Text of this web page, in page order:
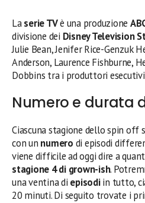
Laserie TVè una produzione
divisione dei Disney Television
Julie Bean, Jenifer Rice-Genzuk
Anderson, Laurence Fishburne,
Dobbins tra i produttori
Numero e durata
Ciascuna stagione dello spin off
con un numero di episodi
viene difficile ad oggi dire a
stagione 4 di grown-ish.
una ventina di episodiin tutto,
20 minuti. Di seguito trovate i